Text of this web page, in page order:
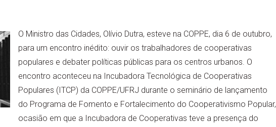
O Ministro das Cidades, Olívio Dutra, esteve na COPPE, dia 6 de outubro,
para um encontro inédito: ouvir os trabalhadores de cooperativas
populares e debater políticas públicas para os centros urbanos. O
encontro aconteceu na Incubadora Tecnológica de Cooperativas
Populares (ITCP) da COPPE/UFRJ durante o seminário de lançamento
do Programa de Fomento e Fortalecimento do Cooperativismo Popular,
ocasião em que a Incubadora de Cooperativas teve a presença do